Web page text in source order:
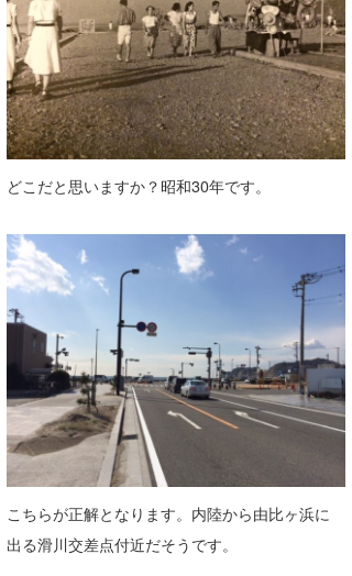
どこだと思いますか？昭和30年です。
こちらが正解となります。内陸から由比ヶ浜に
出る滑川交差点付近だそうです。